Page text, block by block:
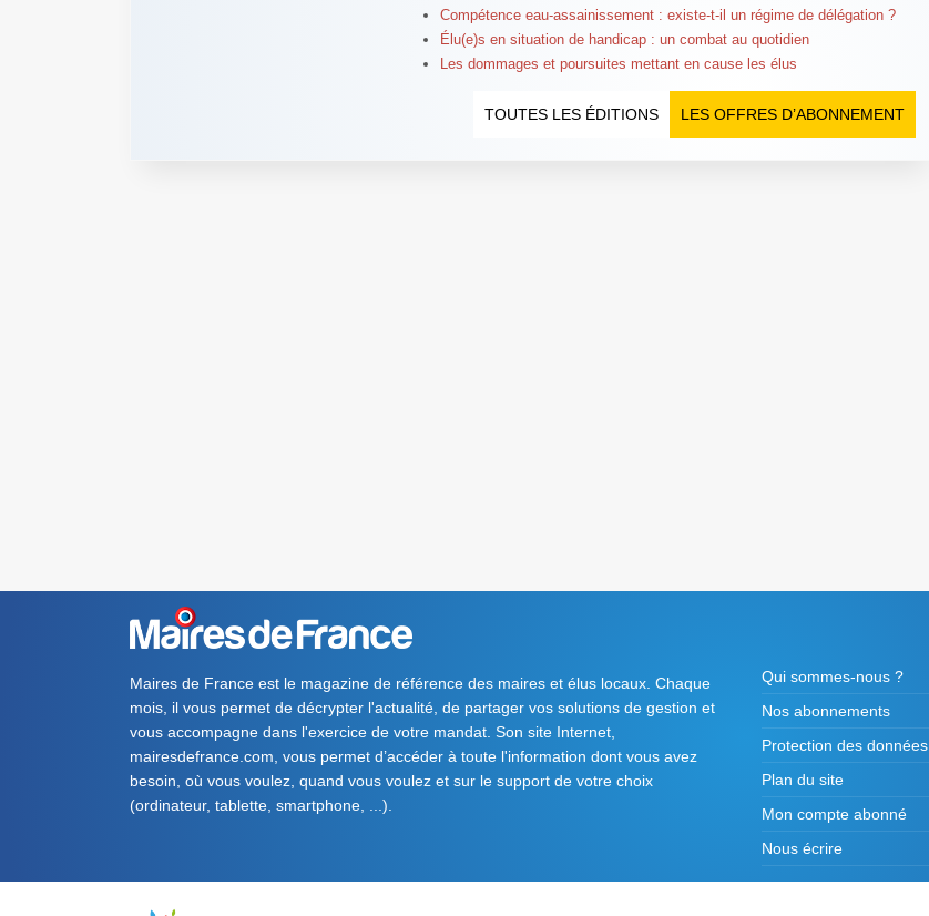
Compétence eau-assainissement : existe-t-il un régime de délégation ?
Élu(e)s en situation de handicap : un combat au quotidien
Les dommages et poursuites mettant en cause les élus
LES OFFRES D’ABONNEMENT
TOUTES LES ÉDITIONS
Maires de France est le magazine de référence des maires et élus locaux. Chaque
mois, il vous permet de décrypter l'actualité, de partager vos solutions de gestion et
vous accompagne dans l'exercice de votre mandat. Son site Internet,
mairesdefrance.com, vous permet d’accéder à toute l'information dont vous avez
besoin, où vous voulez, quand vous voulez et sur le support de votre choix
(ordinateur, tablette, smartphone, ...).
Qui sommes-nous ?
Nos abonnements
Protection des données
Plan du site
Mon compte abonné
Nous écrire